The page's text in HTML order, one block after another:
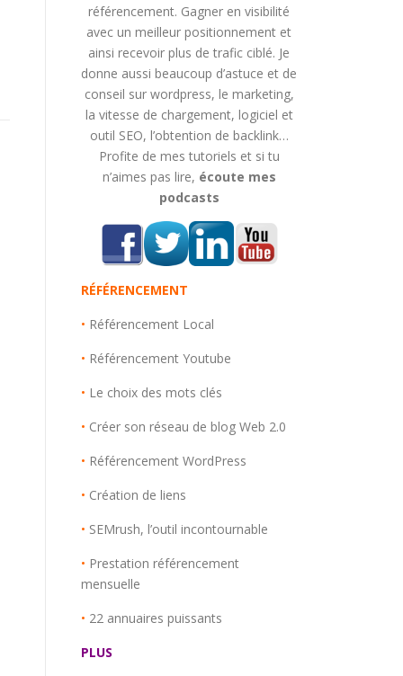
référencement. Gagner en visibilité
avec un meilleur positionnement et
ainsi recevoir plus de trafic ciblé. Je
donne aussi beaucoup d’astuce et de
conseil sur wordpress, le marketing,
la vitesse de chargement, logiciel et
outil SEO, l’obtention de backlink…
Profite de mes tutoriels et si tu
n’aimes pas lire, écoute mes
podcasts
RÉFÉRENCEMENT
• Référencement Local
• Référencement Youtube
• Le choix des mots clés
• Créer son réseau de blog Web 2.0
• Référencement WordPress
• Création de liens
• SEMrush, l’outil incontournable
• Prestation référencement
mensuelle
• 22 annuaires puissants
PLUS